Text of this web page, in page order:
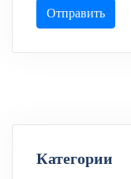
Отправить
Категории